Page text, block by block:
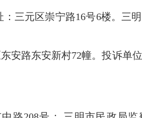
三元区崇宁路16号6楼。三
路东安新村72幢。投诉单